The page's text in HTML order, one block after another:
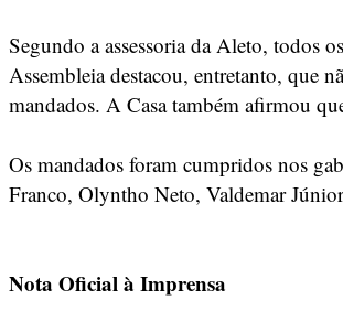
Segundo a assessoria da Aleto, todos
Assembleia destacou, entretanto, que
mandados. A Casa também afirmou
Os mandados foram cumpridos nos
Franco, Olyntho Neto, Valdemar
Nota Oficial à Imprensa